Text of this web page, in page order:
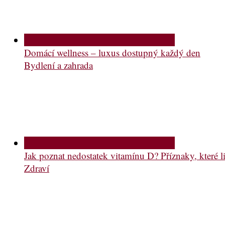
Domácí wellness – luxus dostupný každý den
Bydlení a zahrada
Jak poznat nedostatek vitamínu D? Příznaky, které
Zdraví